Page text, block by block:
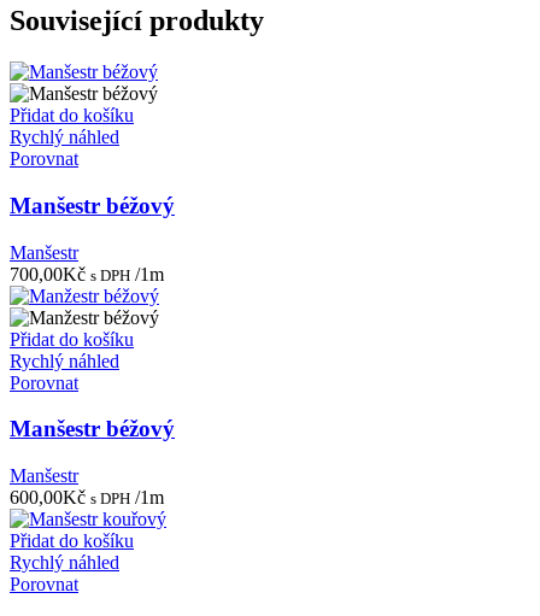
Související produkty
Přidat do košíku
Rychlý náhled
Porovnat
Manšestr béžový
Manšestr
700,00Kč s DPH /1m
Přidat do košíku
Rychlý náhled
Porovnat
Manšestr béžový
Manšestr
600,00Kč s DPH /1m
Přidat do košíku
Rychlý náhled
Porovnat